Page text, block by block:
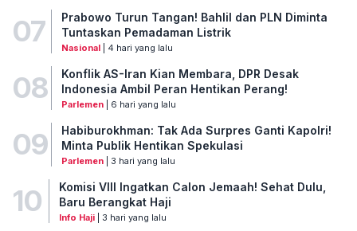
07
Prabowo Turun Tangan! Bahlil dan PLN Diminta
Tuntaskan Pemadaman Listrik
Nasional| 4 hari yang lalu
08
Konflik AS-Iran Kian Membara, DPR Desak
Indonesia Ambil Peran Hentikan Perang!
Parlemen| 6 hari yang lalu
09
Habiburokhman: Tak Ada Surpres Ganti Kapolri!
Minta Publik Hentikan Spekulasi
Parlemen| 3 hari yang lalu
10
Komisi VIII Ingatkan Calon Jemaah! Sehat Dulu,
Baru Berangkat Haji
Info Haji| 3 hari yang lalu